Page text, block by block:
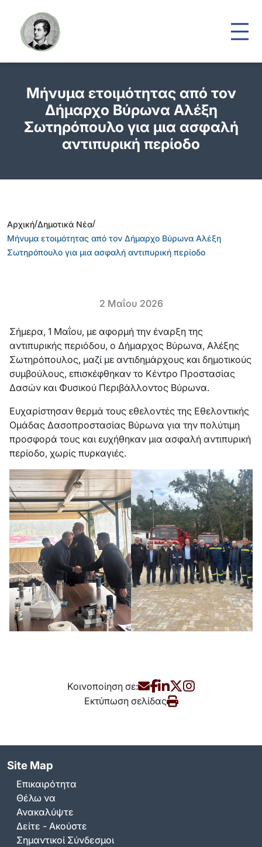
Μήνυμα ετοιμότητας από τον
Δήμαρχο Βύρωνα Αλέξη
Σωτηρόπουλο για μια ασφαλή
αντιπυρική περίοδο
Αρχική/Δημοτικά Νέα/
Μήνυμα ετοιμότητας από τον Δήμαρχο Βύρωνα Αλέξη
Σωτηρόπουλο για μια ασφαλή αντιπυρική περίοδο
2 Μαΐου 2026
Σήμερα, 1 Μαΐου, με αφορμή την έναρξη της
αντιπυρικής περιόδου, ο Δήμαρχος Βύρωνα, Αλέξης
Σωτηρόπουλος, μαζί με αντιδημάρχους και δημοτικούς
συμβούλους, επισκέφθηκαν το Κέντρο Προστασίας
Δασών και Φυσικού Περιβάλλοντος Βύρωνα.
Ευχαρίστησαν θερμά τους εθελοντές της Εθελοντικής
Ομάδας Δασοπροστασίας Βύρωνα για την πολύτιμη
προσφορά τους και ευχήθηκαν μια ασφαλή αντιπυρική
περίοδο, χωρίς πυρκαγιές.
Κοινοποίηση σε:
Εκτύπωση σελίδας
Site Map
Επικαιρότητα
Θέλω να
Ανακαλύψτε
Δείτε - Ακούστε
Σημαντικοί Σύνδεσμοι